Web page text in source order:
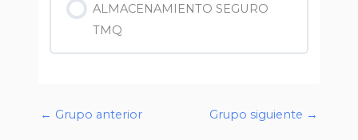
ALMACENAMIENTO SEGURO
TMQ
0% COMPLETADO 0/0 pasos
← Grupo anterior Grupo siguiente →